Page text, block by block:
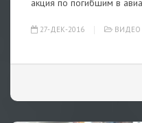
акция по погибшим в
27-ДЕК-2016 ВИДЕО